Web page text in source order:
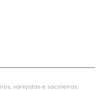
varejistas e sacoleiras.